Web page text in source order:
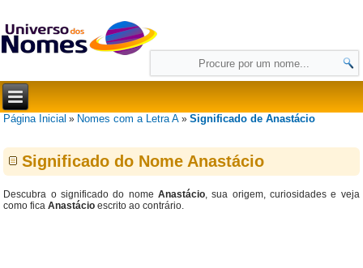
Página Inicial » Nomes com a Letra A »Significado de Anastácio
Significado do Nome Anastácio
Descubra o significado do nome Anastácio, sua origem, curiosidades e veja
como ficaAnastácio escrito ao contrário.